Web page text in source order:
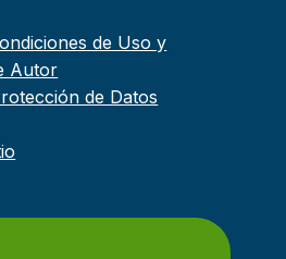
de Uso y
Autor
de Datos